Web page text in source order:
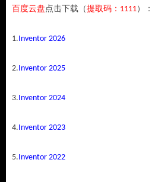
百度云盘点击下载（提取码：1111）：
1.Inventor 2026
2.Inventor 2025
3.Inventor 2024
4.Inventor 2023
5.Inventor 2022